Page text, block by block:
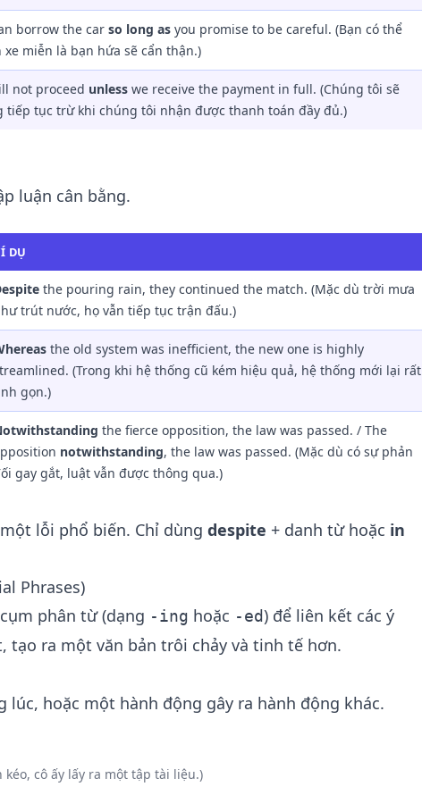
borrow the car so long as you promise to be careful. (Bạn có thể
xe miễn là bạn hứa sẽ cẩn thận.)
not proceed unless we receive the payment in full. (Chúng tôi sẽ
tiếp tục trừ khi chúng tôi nhận được thanh toán đầy đủ.)
luận cân bằng.
DỤ
the pouring rain, they continued the match. (Mặc dù trời mưa
trút nước, họ vẫn tiếp tục trận đấu.)
the old system was inefficient, the new one is highly
(Trong khi hệ thống cũ kém hiệu quả, hệ thống mới lại rất
gọn.)
the fierce opposition, the law was passed. / The
notwithstanding, the law was passed. (Mặc dù có sự phản
gay gắt, luật vẫn được thông qua.)
lỗi phổ biến. Chỉ dùng despite + danh từ hoặc in
Phrases)
phân từ (dạng -ing hoặc -ed) để liên kết các ý
ra một văn bản trôi chảy và tinh tế hơn.
hoặc một hành động gây ra hành động khác.
cô ấy lấy ra một tập tài liệu.)